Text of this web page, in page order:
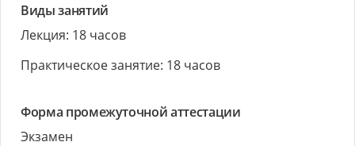
Виды занятий
Лекция: 18 часов
Практическое занятие: 18 часов
Форма промежуточной аттестации
Экзамен